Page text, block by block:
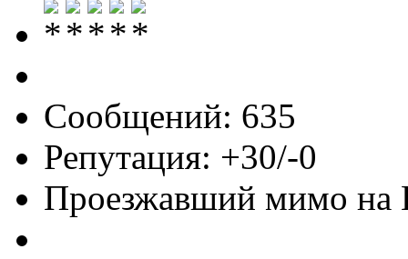
Сообщений: 635
Репутация: +30/-0
Проезжавший мимо